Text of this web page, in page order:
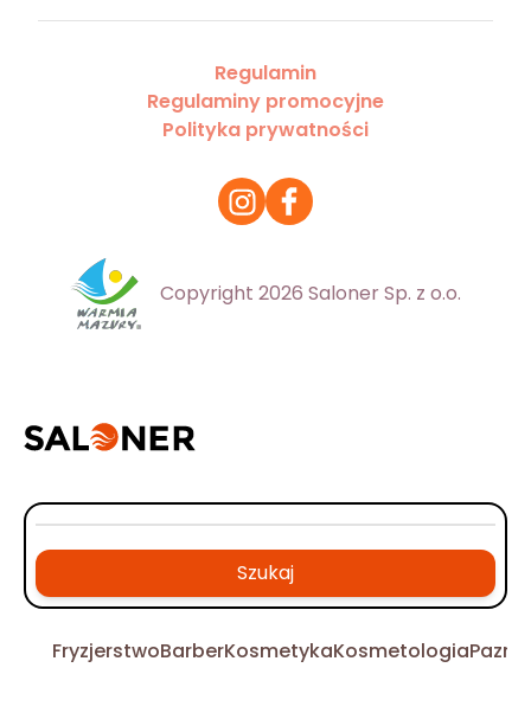
Regulamin
Regulaminy promocyjne
Polityka prywatności
Copyright 2026 Saloner Sp. z o.o.
Szukaj
FryzjerstwoBarberKosmetykaKosmetologia